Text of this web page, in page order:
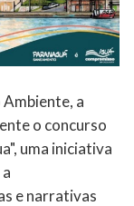
a
o concurso
uma iniciativa
e narrativas